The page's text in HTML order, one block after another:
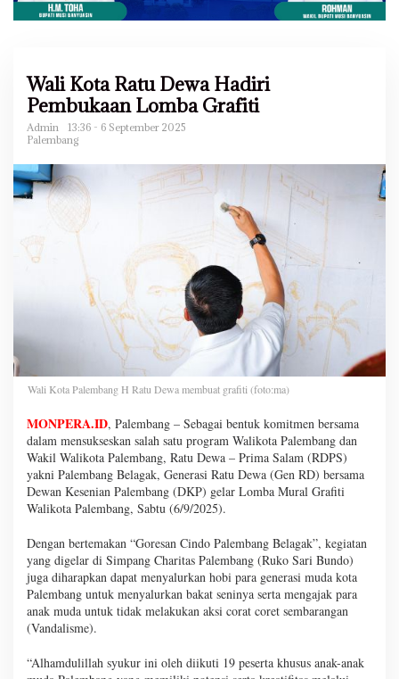
Wali Kota Ratu Dewa Hadiri
Pembukaan Lomba Grafiti
Admin
13:36 - 6 September 2025
Palembang
Wali Kota Palembang H Ratu Dewa membuat grafiti (foto:ma)
MONPERA.ID, Palembang – Sebagai bentuk komitmen bersama
dalam mensukseskan salah satu program Walikota Palembang dan
Wakil Walikota Palembang, Ratu Dewa – Prima Salam (RDPS)
yakni Palembang Belagak, Generasi Ratu Dewa (Gen RD) bersama
Dewan Kesenian Palembang (DKP) gelar Lomba Mural Grafiti
Walikota Palembang, Sabtu (6/9/2025).
Dengan bertemakan “Goresan Cindo Palembang Belagak”, kegiatan
yang digelar di Simpang Charitas Palembang (Ruko Sari Bundo)
juga diharapkan dapat menyalurkan hobi para generasi muda kota
Palembang untuk menyalurkan bakat seninya serta mengajak para
anak muda untuk tidak melakukan aksi corat coret sembarangan
(Vandalisme).
“Alhamdulillah syukur ini oleh diikuti 19 peserta khusus anak-anak